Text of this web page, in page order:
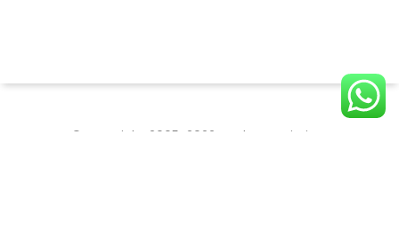
© copyright 2005-2022. Todos os Direitos